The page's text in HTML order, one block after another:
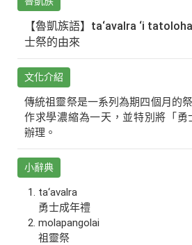
【魯凱族語】ta‘avalra ‘i
士祭的由來
文化介紹
傳統祖靈祭是一系列為期四個月的
作求學濃縮為一天，並特別將「勇
辦理。
小辭典
ta‘avalra
勇士成年禮
molapangolai
祖靈祭